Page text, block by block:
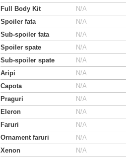
Full Body Kit
N/A
Spoiler fata
N/A
Sub-spoiler fata
N/A
Spoiler spate
N/A
Sub-spoiler spate
N/A
Aripi
N/A
Capota
N/A
Praguri
N/A
Eleron
N/A
Faruri
N/A
Ornament faruri
N/A
Xenon
N/A